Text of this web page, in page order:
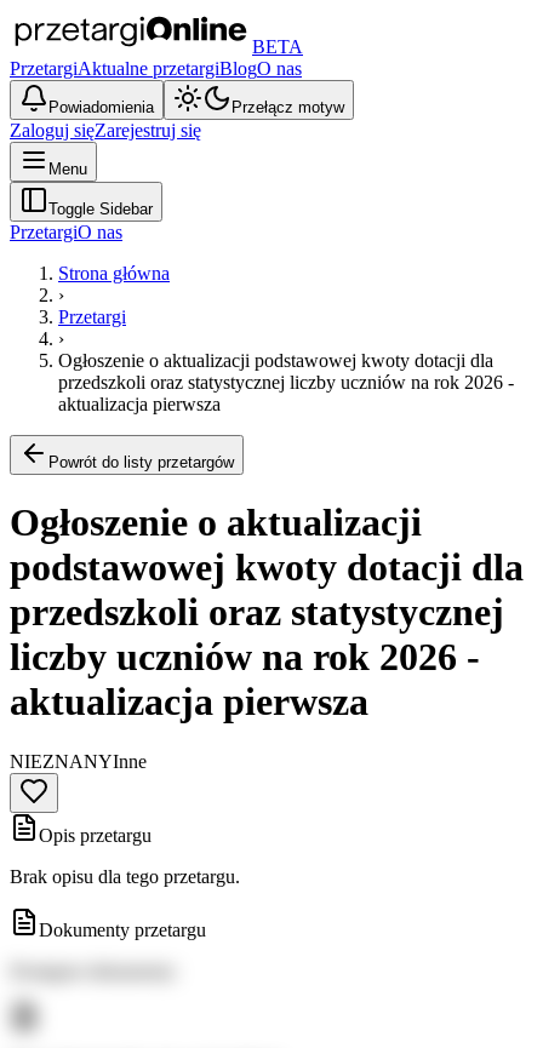
BETA
PrzetargiAktualne przetargiBlogO nas
Powiadomienia Przełącz motyw
Zaloguj sięZarejestruj się
Menu
Toggle Sidebar
PrzetargiO nas
Strona główna
›
Przetargi
›
Ogłoszenie o aktualizacji podstawowej kwoty dotacji dla
przedszkoli oraz statystycznej liczby uczniów na rok 2026 -
aktualizacja pierwsza
Powrót do listy przetargów
Ogłoszenie o aktualizacji
podstawowej kwoty dotacji dla
przedszkoli oraz statystycznej
liczby uczniów na rok 2026 -
aktualizacja pierwsza
NIEZNANYInne
Opis przetargu
Brak opisu dla tego przetargu.
Dokumenty przetargu